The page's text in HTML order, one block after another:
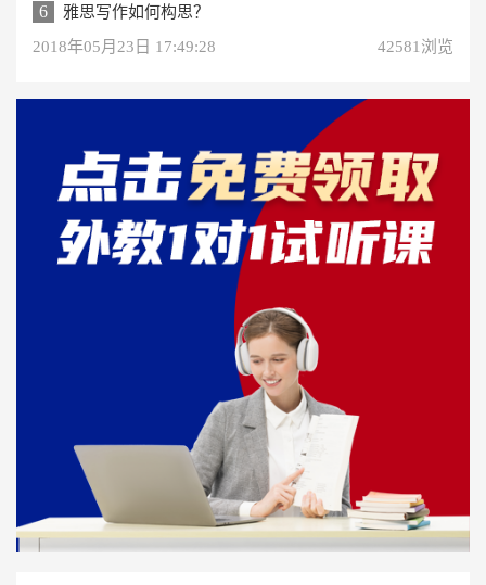
6
雅思写作如何构思？
2018年05月23日 17:49:28
42581浏览